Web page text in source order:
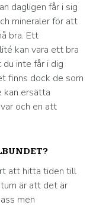
dagligen får i sig
mineraler för att
bra. Ett
kan vara ett bra
inte får i dig
finns dock de som
ersätta
och en att
att hitta tiden till
är att det är
men